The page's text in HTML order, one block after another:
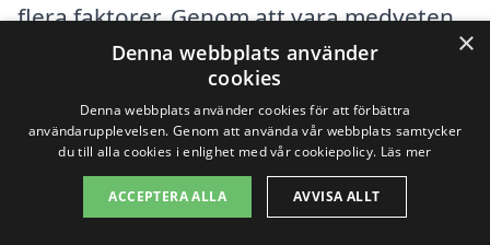
flera faktorer. Genom att vara medveten
om dessa kan du göra mer informerade
beslut när du väljer rätt företag för dina
glasbehov.
Få 3 erbjudanden, gratis och utan
×
Denna webbplats använder
cookies
Denna webbplats använder cookies för att förbättra
användarupplevelsen. Genom att använda vår webbplats samtycker
du till alla cookies i enlighet med vår cookiepolicy. Läs mer
ACCEPTERA ALLA AVVISA ALLT